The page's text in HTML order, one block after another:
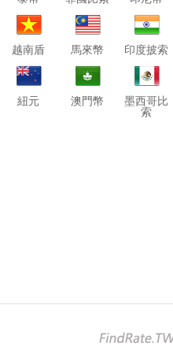
越南盾 馬來幣 印度披索
紐元 澳門幣
墨西哥比
索